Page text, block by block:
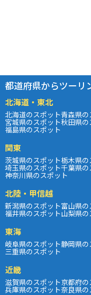
都道府県からツーリ
北海道・東北
北海道のスポット青森県の
宮城県のスポット秋田県の
福島県のスポット
関東
茨城県のスポット栃木県の
埼玉県のスポット千葉県の
神奈川県のスポット
北陸・甲信越
新潟県のスポット富山県の
福井県のスポット山梨県の
東海
岐阜県のスポット静岡県の
三重県のスポット
近畿
滋賀県のスポット京都府の
兵庫県のスポット奈良県の